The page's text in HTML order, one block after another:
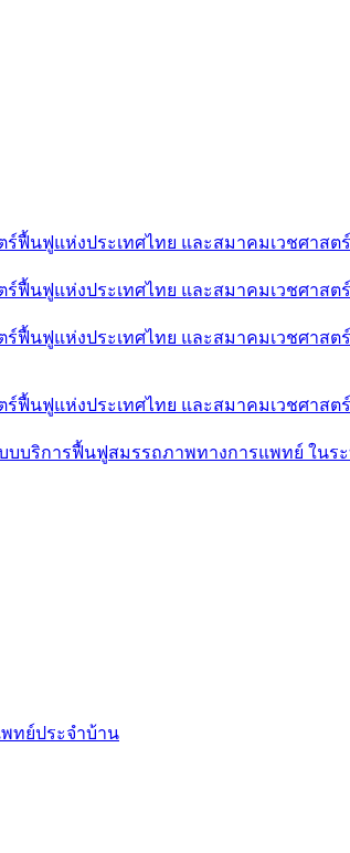
ฟื้นฟูแห่งประเทศไทย และสมาคมเวชศาส
ฟื้นฟูแห่งประเทศไทย และสมาคมเวชศาส
ร์ฟื้นฟูแห่งประเทศไทย และสมาคมเวชศาส
ร์ฟื้นฟูแห่งประเทศไทย และสมาคมเวชศาส
บริการฟื้นฟูสมรรถภาพทางการแพทย์ ในร
ทย์ประจำบ้าน